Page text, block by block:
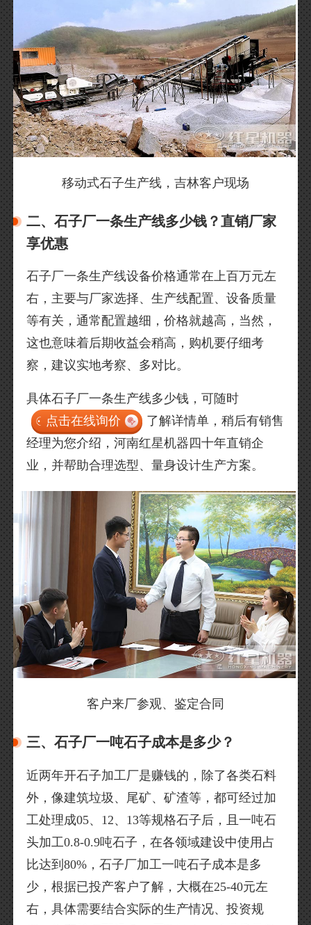
移动式石子生产线，吉林客户现场
二、石子厂一条生产线多少钱？直销厂家
享优惠
石子厂一条生产线设备价格通常在上百万元左
右，主要与厂家选择、生产线配置、设备质量
等有关，通常配置越细，价格就越高，当然，
这也意味着后期收益会稍高，购机要仔细考
察，建议实地考察、多对比。
具体石子厂一条生产线多少钱，可随时
点击在线询价
了解详情单，稍后有销售
经理为您介绍，河南红星机器四十年直销企
业，并帮助合理选型、量身设计生产方案。
客户来厂参观、鉴定合同
三、石子厂一吨石子成本是多少？
近两年开石子加工厂是赚钱的，除了各类石料
外，像建筑垃圾、尾矿、矿渣等，都可经过加
工处理成05、12、13等规格石子后，且一吨石
头加工0.8-0.9吨石子，在各领域建设中使用占
比达到80%，石子厂加工一吨石子成本是多
少，根据已投产客户了解，大概在25-40元左
右，具体需要结合实际的生产情况、投资规